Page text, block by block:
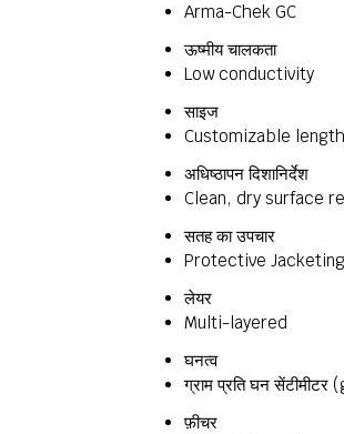
Arma-Chek GC
ऊष्मीय चालकता
Low conductivity
साइज
Customizable
अधिष्ठापन दिशानिर्देश
Clean, dry surface
सतह का उपचार
Protective Jacketing
लेयर
Multi-layered
घनत्व
ग्राम प्रति घन सेंटीमीटर
फ़ीचर